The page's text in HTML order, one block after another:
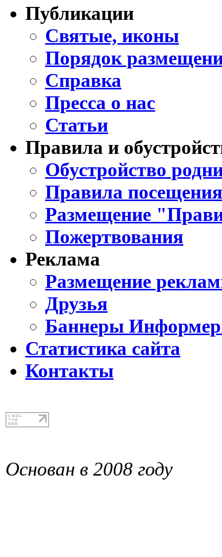
Публикации
Святые, иконы
Порядок
Справка
Пресса о нас
Статьи
Правила и
Обустройство
Правила
Размещение
Пожертвования
Реклама
Размещение
Друзья
Баннеры
Статистика сайта
Контакты
Основан в 2008 году